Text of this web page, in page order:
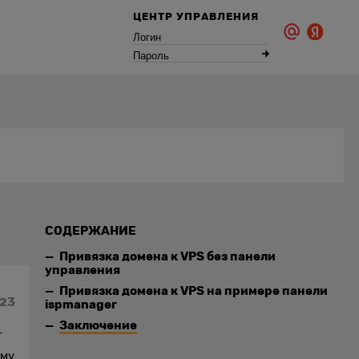
ЦЕНТР УПРАВЛЕНИЯ
Логин
Пароль
СОДЕРЖАНИЕ
Привязка домена к VPS без панели
управления
Привязка домена к VPS на примере панели
ispmanager
Заключение